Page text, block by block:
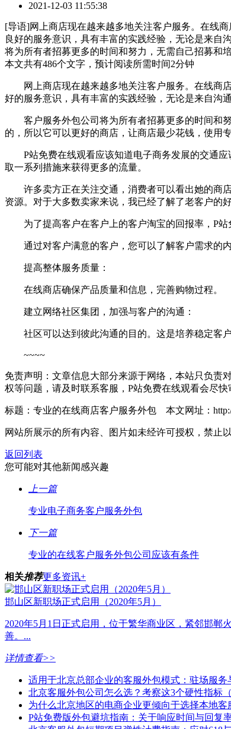
2021-12-03 11:55:38
[导语]网上商店现在越来越多地关注客户服务。在线
良好的服务意识，具有丰富的实践经验，无论是来自
将为所有者招募更多的时间和努力，无需自己招募和
本文共有486个文字，预计阅读所需时间2分钟
网上商店现在越来越多地关注客户服务。在线商店
好的服务意识，具有丰富的实践经验，无论是来自沟
客户服务外包公司将为所有者招募更多的时间和努
的，所以它可以更好的商店，让商店最少花钱，使用
P站免费在线观看应该知道电子商务发展的交通应
取一系列措施来获得更多的流量。
许多卖方正在关注交通，消费者可以看出她的商店
资源。对于大多数卖家来说，我已经了解了老客户的
为了提高客户在客户上的客户淘宝的回报率，P站
通过对客户满意的客户，您可以了解客户需求的内
提高整体服务质量：
在线商店确保产品质量和信息，完善购物过程。
建立网络社区集团，加强与客户的沟通：
社区可以达到彼此沟通的目的。这是培养稳定客户
~~~~
免责声明：文章信息大部分来源于网络，本站只负责
权等问题，请及时联系客服，P站免费在线观看会尽快
标题：专业的在线商店客户服务外包 本文网址：
网站所展示的所有内容、图片如未经许可授权，禁止
返回列表
您可能对其他新闻感兴趣
上一篇
专业电子商务客户服务外包
下一篇
专业的在线客户服务外包公司应该有条件
相关推荐更多资讯+
邯山区新职场正式启用（2020年5月）
2020年5月1日正式启用，位于繁华商业区，紧邻邯
善。...
详情查看>>
适用于北京总部企业的客服外包模式：驻场服务
北京客服外包公司怎么选？考察这3个硬性指标
为什么北京地区的电商企业更倾向于选择本地客
P站免费版外包避坑指南：关于响应时间与回复